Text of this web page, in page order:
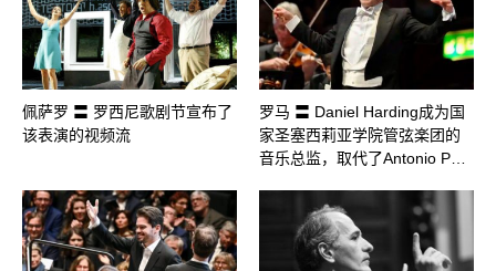
佩萨罗 〓 罗西尼歌剧节宣布了
该表演的视频流
罗马 〓 Daniel Harding成为国
家圣塞西莉亚学院管弦楽团的
音乐总监，取代了Antonio P…